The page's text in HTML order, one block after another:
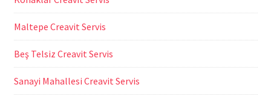
Maltepe Creavit Servis
Beş Telsiz Creavit Servis
Sanayi Mahallesi Creavit Servis